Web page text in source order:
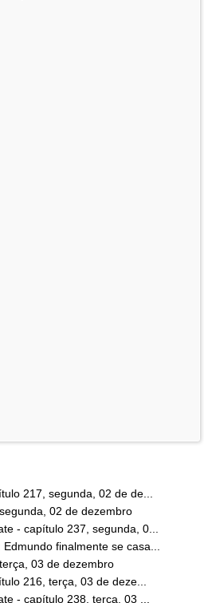
217, segunda, 02 de de...
02 de dezembro
- capítulo 237, segunda, 0...
finalmente se casa...
03 de dezembro
216, terça, 03 de deze...
- capítulo 238, terça, 03 ...